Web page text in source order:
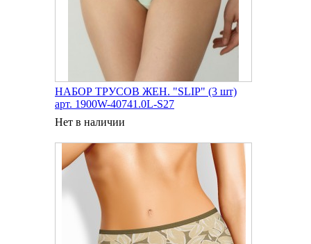
НАБОР ТРУСОВ ЖЕН. "SLIP" (3 шт)
арт. 1900W-40741.0L-S27
Нет в наличии